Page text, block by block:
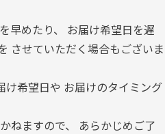
早めたり、 お届け希望日を遅
させていただく場合もございま
希望日や お届けのタイミング
ねますので、 あらかじめご了